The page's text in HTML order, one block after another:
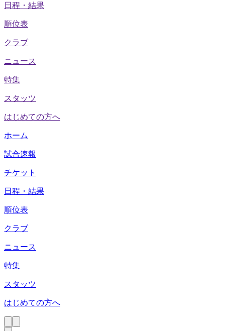
日程・結果
順位表
クラブ
ニュース
特集
スタッツ
はじめての方へ
ホーム
試合速報
チケット
日程・結果
順位表
クラブ
ニュース
特集
スタッツ
はじめての方へ